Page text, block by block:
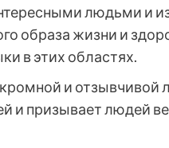
людьми и
образа жизни и
в этих областях.
и отзывчивой
и призывает людей